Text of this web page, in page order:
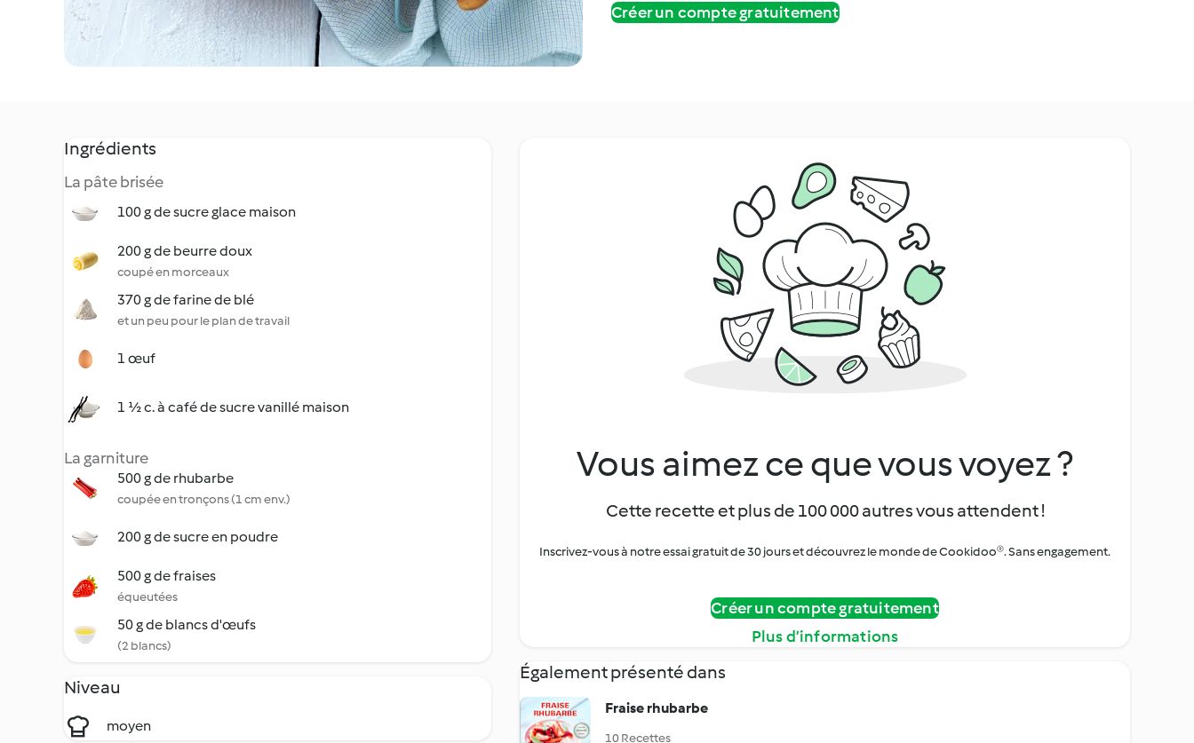
Créer un compte gratuitement
Ingrédients
La pâte brisée
100 g de sucre glace maison
200 g de beurre doux
coupé en morceaux
370 g de farine de blé
et un peu pour le plan de travail
1 œuf
1 ½ c. à café de sucre vanillé maison
La garniture
500 g de rhubarbe
coupée en tronçons (1 cm env.)
200 g de sucre en poudre
500 g de fraises
équeutées
50 g de blancs d'œufs
(2 blancs)
Niveau
moyen
Vous aimez ce que vous voyez ?
Cette recette et plus de 100 000 autres vous attendent !
Inscrivez-vous à notre essai gratuit de 30 jours et découvrez le monde de Cookidoo®. Sans engagement.
Créer un compte gratuitement
Plus d’informations
Également présenté dans
Fraise rhubarbe
10 Recettes